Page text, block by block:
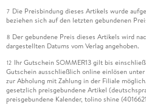
7 Die Preisbindung dieses Artikels wurde
beziehen sich auf den letzten gebundenen
8 Der gebundene Preis dieses Artikels wird
dargestellten Datums vom Verlag angehoben.
12 Ihr Gutschein SOMMER13 gilt bis
Gutschein ausschließlich online einlösen
zur Abholung mit Zahlung in der Filiale
gesetzlich preisgebundene Artikel
preisgebundene Kalender, tolino shine